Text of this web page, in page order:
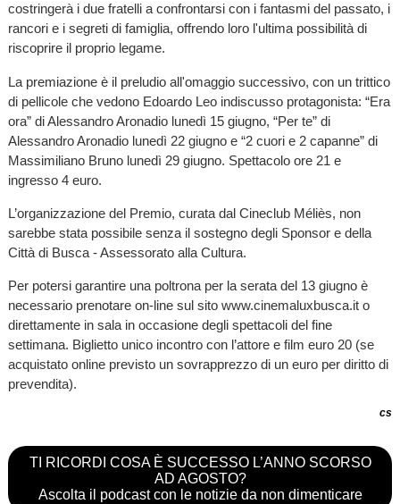
costringerà i due fratelli a confrontarsi con i fantasmi del passato, i
rancori e i segreti di famiglia, offrendo loro l'ultima possibilità di
riscoprire il proprio legame.
La premiazione è il preludio all'omaggio successivo, con un trittico
di pellicole che vedono Edoardo Leo indiscusso protagonista: “Era
ora” di Alessandro Aronadio lunedì 15 giugno, “Per te” di
Alessandro Aronadio lunedì 22 giugno e “2 cuori e 2 capanne” di
Massimiliano Bruno lunedì 29 giugno. Spettacolo ore 21 e
ingresso 4 euro.
L’organizzazione del Premio, curata dal Cineclub Méliès, non
sarebbe stata possibile senza il sostegno degli Sponsor e della
Città di Busca - Assessorato alla Cultura.
Per potersi garantire una poltrona per la serata del 13 giugno è
necessario prenotare on-line sul sito www.cinemaluxbusca.it o
direttamente in sala in occasione degli spettacoli del fine
settimana. Biglietto unico incontro con l’attore e film euro 20 (se
acquistato online previsto un sovrapprezzo di un euro per diritto di
prevendita).
cs
TI RICORDI COSA È SUCCESSO L’ANNO SCORSO
AD AGOSTO?
Ascolta il podcast con le notizie da non dimenticare